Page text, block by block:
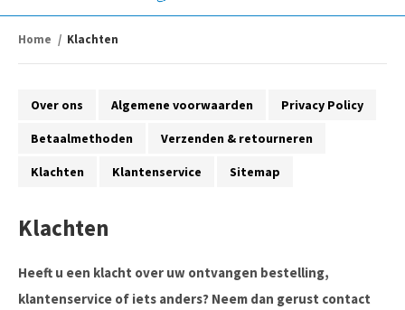
Home Klachten
Over ons Algemene voorwaarden Privacy Policy
Betaalmethoden Verzenden & retourneren
Klachten Klantenservice Sitemap
Klachten
Heeft u een klacht over uw ontvangen bestelling,
klantenservice of iets anders? Neem dan gerust contact